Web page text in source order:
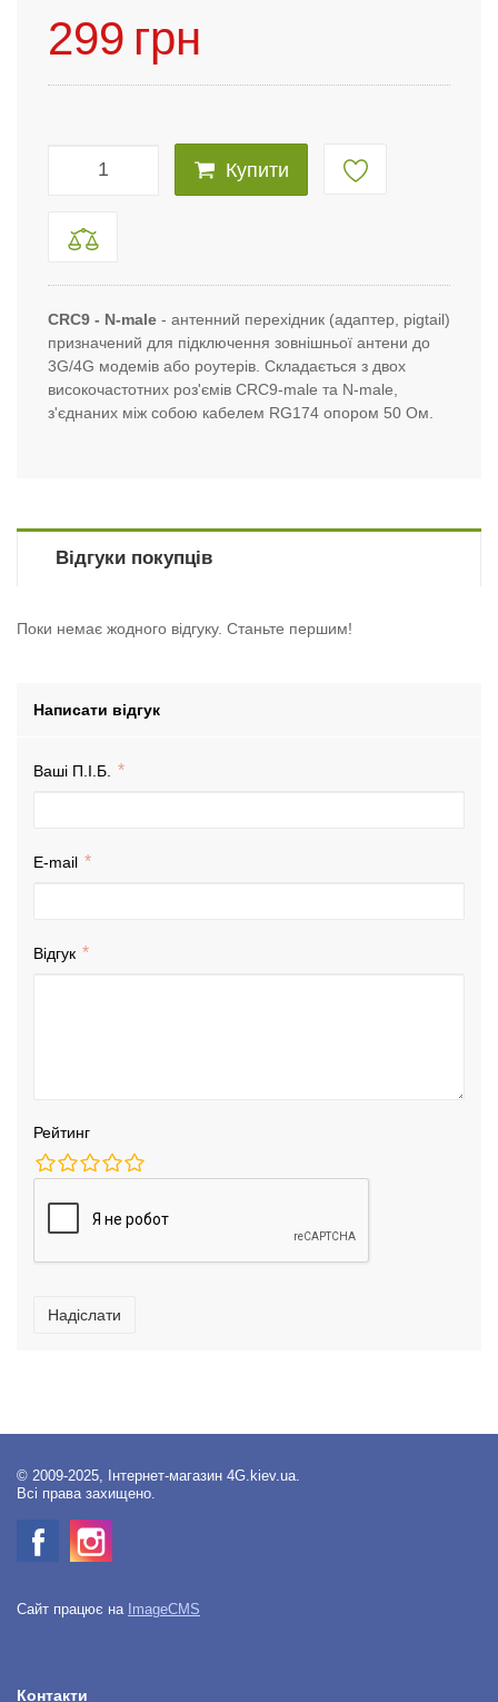
299 грн
Купити
CRC9 - N-male - антенний перехідник (адаптер, pigtail)
призначений для підключення зовнішньої антени до
3G/4G модемів або роутерів. Складається з двох
високочастотних роз'ємів CRC9-male та N-male,
з'єднаних між собою кабелем RG174 опором 50 Ом.
Відгуки покупців
Поки немає жодного відгуку. Станьте першим!
Написати відгук
Ваші П.І.Б.
E-mail
Відгук
Рейтинг
Надіслати
© 2009-2025, Інтернет-магазин 4G.kiev.ua.
Всі права захищено.
Сайт працює на ImageCMS
Контакти